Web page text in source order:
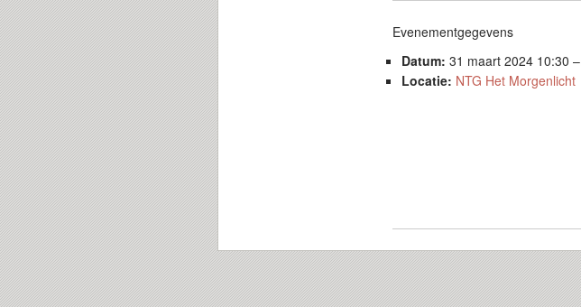
Evenementgegevens
Datum: 31 maart 2024 10:30 –
Locatie: NTG Het Morgenlicht